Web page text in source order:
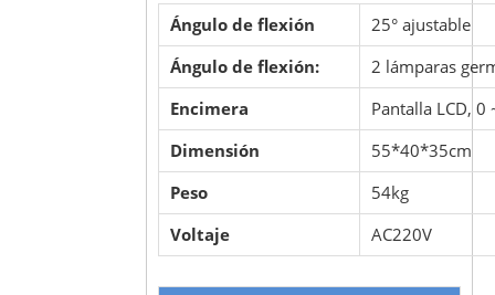
Ángulo de flexión
25° ajustable
Ángulo de flexión:
2 lámparas
Encimera
Pantalla LCD,
Dimensión
55*40*35cm
Peso
54kg
Voltaje
AC220V